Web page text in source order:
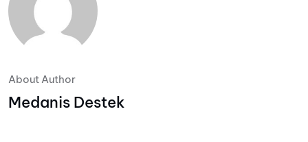
About Author
Medanis Destek